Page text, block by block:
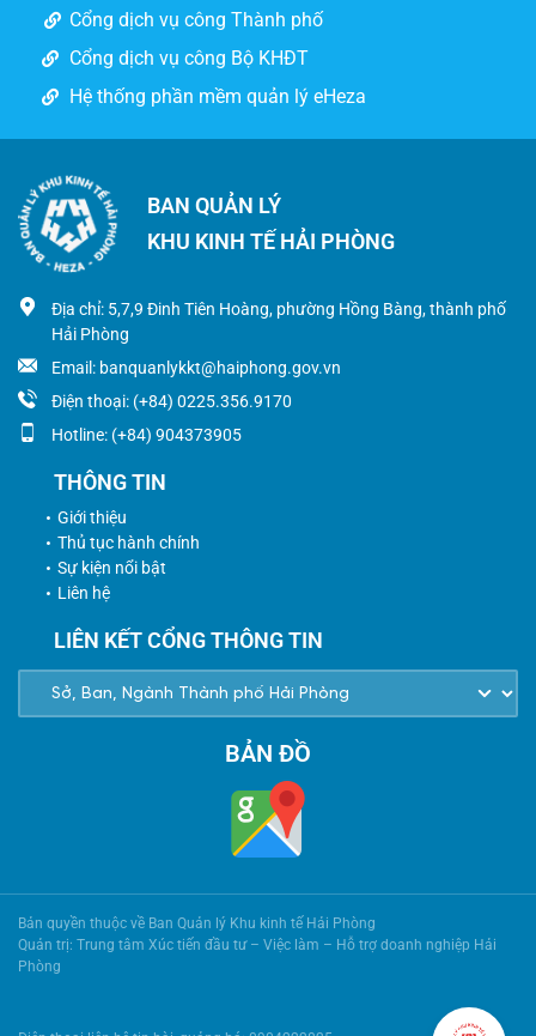
Cổng dịch vụ công Thành phố
Cổng dịch vụ công Bộ KHĐT
Hệ thống phần mềm quản lý eHeza
BAN QUẢN LÝ
KHU KINH TẾ HẢI PHÒNG
Địa chỉ: 5,7,9 Đinh Tiên Hoàng, phường Hồng Bàng, thành phố
Hải Phòng
Email: banquanlykkt@haiphong.gov.vn
Điện thoại: (+84) 0225.356.9170
Hotline: (+84) 904373905
THÔNG TIN
Giới thiệu
Thủ tục hành chính
Sự kiện nổi bật
Liên hệ
LIÊN KẾT CỔNG THÔNG TIN
BẢN ĐỒ
Bản quyền thuộc về Ban Quản lý Khu kinh tế Hải Phòng
Quản trị: Trung tâm Xúc tiến đầu tư – Việc làm – Hỗ trợ doanh nghiệp Hải
Phòng